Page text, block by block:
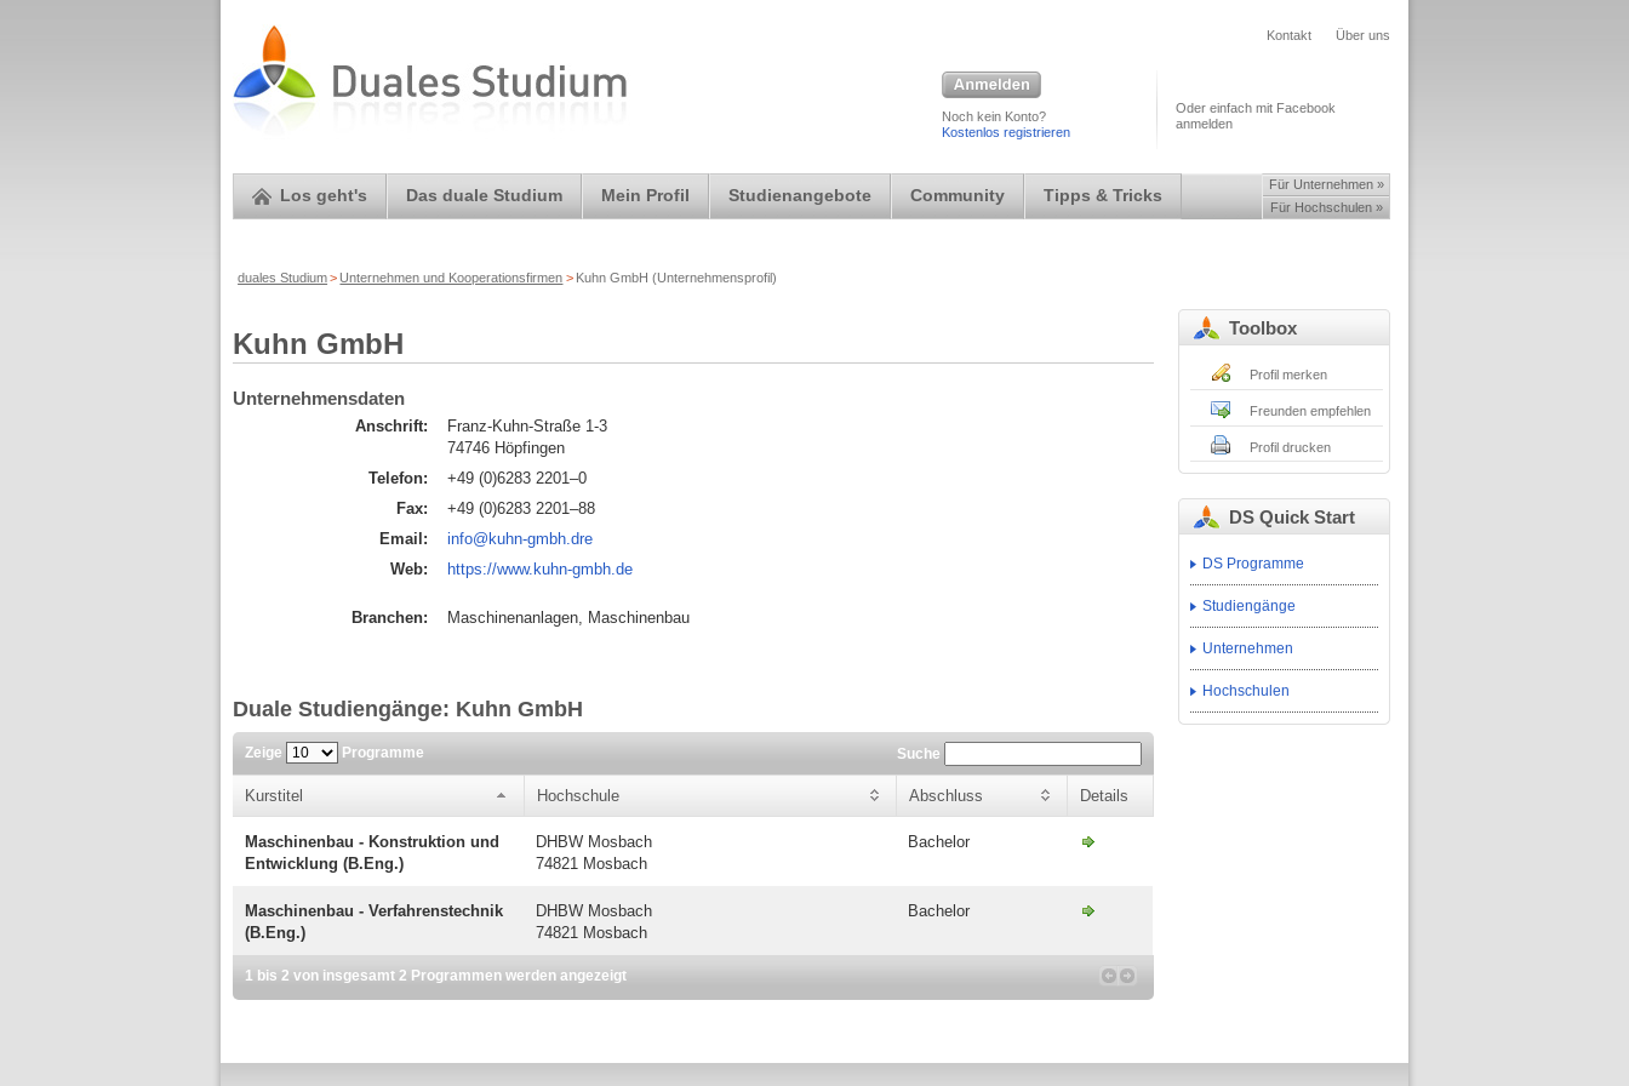
Kontakt Über uns
Noch kein Konto?
Kostenlos registrieren
Oder einfach mit Facebook
anmelden
Los geht's Das duale Studium Mein Profil Studienangebote Community Tipps & Tricks
Für Unternehmen »
Für Hochschulen »
duales Studium> Unternehmen und Kooperationsfirmen > Kuhn GmbH (Unternehmensprofil)
Kuhn GmbH
Unternehmensdaten
Anschrift:
Franz-Kuhn-Straße 1-3
74746 Höpfingen
Telefon:
+49 (0)6283 2201–0
Fax:
+49 (0)6283 2201–88
Email:
info@kuhn-gmbh.dre
Web:
https://www.kuhn-gmbh.de
Branchen: Maschinenanlagen, Maschinenbau
Duale Studiengänge: Kuhn GmbH
Zeige Programme Suche
Kurstitel Hochschule Abschluss Details
Maschinenbau - Konstruktion und
Entwicklung (B.Eng.)
DHBW Mosbach
74821 Mosbach
Bachelor
Maschinenbau - Verfahrenstechnik
(B.Eng.)
DHBW Mosbach
74821 Mosbach
Bachelor
1 bis 2 von insgesamt 2 Programmen werden angezeigt
Toolbox
Profil merken
Freunden empfehlen
Profil drucken
DS Quick Start
DS Programme
Studiengänge
Unternehmen
Hochschulen